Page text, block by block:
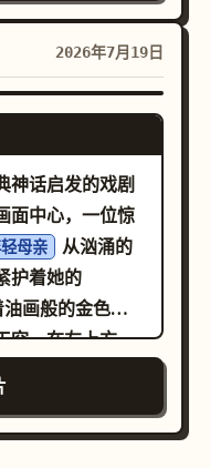
纹理、类似调色
湿润的亮光以及
左上方的戏剧性
深邃柔和的阴
成清晰的镜面
，具有浅景深、
，以及
构图。无文字，
。
2026年7月19日
GPT IMAGE 2
神话启发的戏剧
面中心，一位惊
母亲
从汹涌的
护着她的
画般的金色高
空。在左上方，
半身像，代表
王冠，身后是放
手从风暴云层中